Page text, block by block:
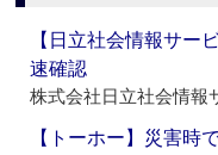
【日立社会情報サー
速確認
株式会社日立社会情報
【トーホー】災害